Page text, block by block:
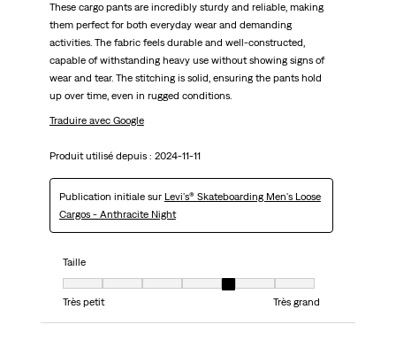
These cargo pants are incredibly sturdy and reliable, making
them perfect for both everyday wear and demanding
activities. The fabric feels durable and well-constructed,
capable of withstanding heavy use without showing signs of
wear and tear. The stitching is solid, ensuring the pants hold
up over time, even in rugged conditions.
Traduire avec Google
Produit utilisé depuis : 2024-11-11
Publication initiale sur Levi's® Skateboarding Men's Loose
Cargos - Anthracite Night
Taille
Taille, 5 sur 7, où 1 est égal à Très petit et 7 est égal à Très grand
Très petit
Très grand